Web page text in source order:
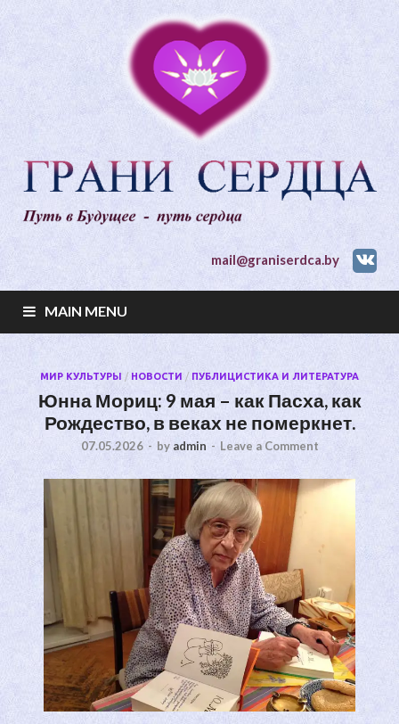
mail@graniserdca.by
MAIN MENU
МИР КУЛЬТУРЫ / НОВОСТИ / ПУБЛИЦИСТИКА И ЛИТЕРАТУРА
Юнна Мориц: 9 мая – как Пасха, как
Рождество, в веках не померкнет.
07.05.2026 - by admin - Leave a Comment